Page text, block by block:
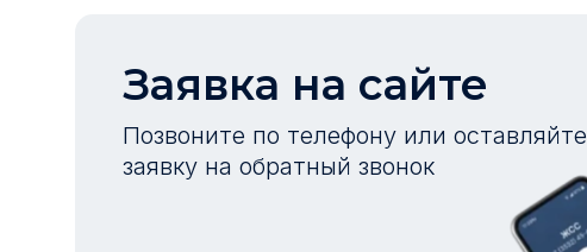
Заявка на сайте
Позвоните по телефону или оставляйте
заявку на обратный звонок